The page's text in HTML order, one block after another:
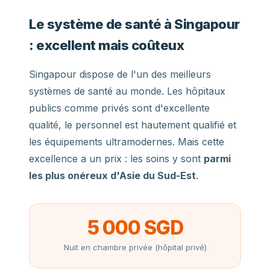
Le système de santé à Singapour
: excellent mais coûteux
Singapour dispose de l'un des meilleurs
systèmes de santé au monde. Les hôpitaux
publics comme privés sont d'excellente
qualité, le personnel est hautement qualifié et
les équipements ultramodernes. Mais cette
excellence a un prix : les soins y sont parmi
les plus onéreux d'Asie du Sud-Est.
5 000 SGD
Nuit en chambre privée (hôpital privé)